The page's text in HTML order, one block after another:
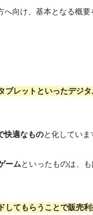
向け、基本となる概要
ブレットといったデジ
快適なものと化していま
ームといったものは、
してもらうことで販売